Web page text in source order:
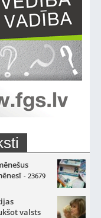
- 23679
valsts